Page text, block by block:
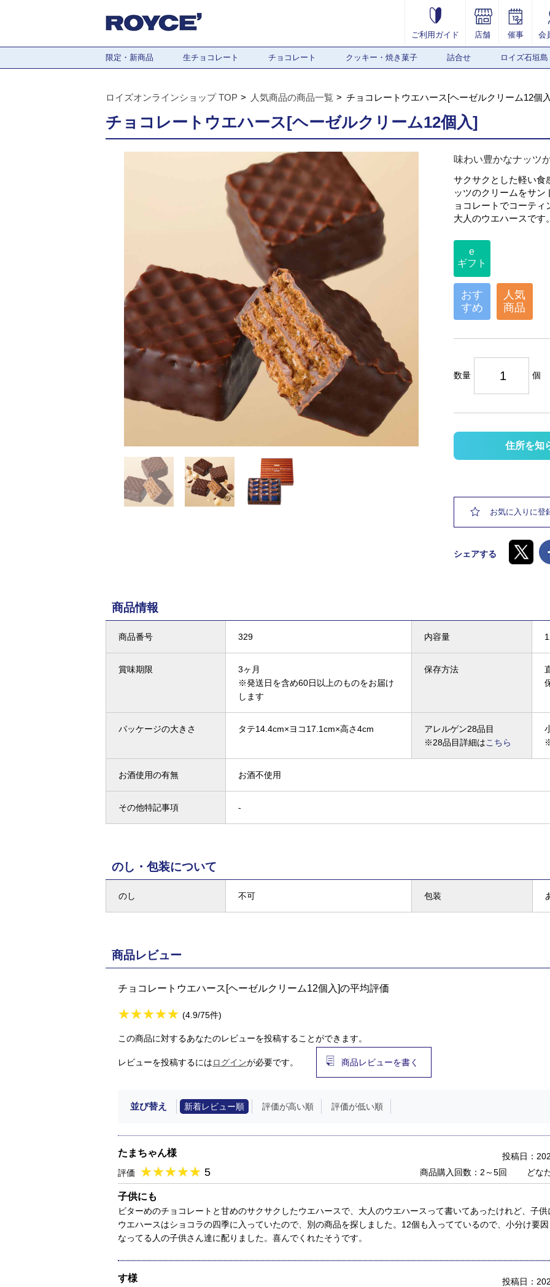
ご利用ガイド 店舗 催事 会
限定・新商品 生チョコレート チョコレート クッキー・焼き菓子 詰合せ ロイズ石垣島
ロイズオンラインショップ TOP 人気商品の商品一覧 チョコレートウエハース[ヘーゼルクリーム12個
チョコレートウエハース[ヘーゼルクリーム12個入]
味わい豊かなナッツ
サクサクとした軽い食
ッツのクリームをサ
ョコレートでコーテ
大人のウエハースです
e
ギフト
おす
すめ
人気
商品
数量 個
住所を知
お気に入りに登
シェアする
商品情報
商品番号 329 内容量
賞味期限
3ヶ月
※発送日を含め60日以上のものをお届け
します
保存方法
パッケージの大きさ タテ14.4cm×ヨコ17.1cm×高さ4cm
アレルゲン28品目
※28品目詳細はこちら
お酒使用の有無 お酒不使用
その他特記事項 -
のし・包装について
のし 不可 包装
商品レビュー
チョコレートウエハース[ヘーゼルクリーム12個入]の平均評価
★★★★★
★★★★★ (4.9/75件)
この商品に対するあなたのレビューを投稿することができます。
レビューを投稿するにはログインが必要です。 商品レビューを書く
並び替え 新着レビュー順 評価が高い順 評価が低い順
たまちゃん様
評価 ★★★★★
★★★★★ 5
投稿日：
商品購入回数：2～5回
どな
子供にも
ビターめのチョコレートと甘めのサクサクしたウエハースで、大人のウエハースって書いてあったけれど、子
ウエハースはショコラの四季に入っていたので、別の商品を探しました。12個も入ってているので、小分け要
なってる人の子供さん達に配りました。喜んでくれたそうです。
す様
投稿日：